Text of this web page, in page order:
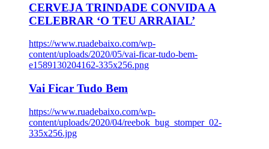
CERVEJA TRINDADE CONVIDA A
CELEBRAR ‘O TEU ARRAIAL’
https://www.ruadebaixo.com/wp-
content/uploads/2020/05/vai-ficar-tudo-bem-
e1589130204162-335x256.png
Vai Ficar Tudo Bem
https://www.ruadebaixo.com/wp-
content/uploads/2020/04/reebok_bug_stomper_02-
335x256.jpg